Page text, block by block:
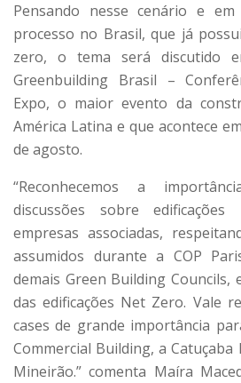
Pensando nesse cenário e
processo no Brasil, que já
zero, o tema será discutido
Greenbuilding Brasil –
Expo, o maior evento da
América Latina e que acontece
de agosto.
“Reconhecemos a
discussões sobre
empresas associadas,
assumidos durante a COP
demais Green Building Councils,
das edificações Net Zero. Vale
cases de grande importância
Commercial Building, a Catuçaba
Mineirão.” comenta Maíra